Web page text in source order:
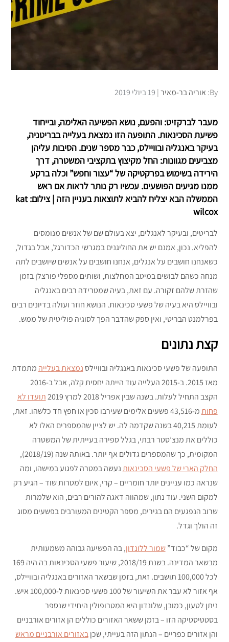
By: אוריה בר-מאיר Posted
19 ביולי 2019
מעבר לברקזיט: והפעם, נושא הפשיעה האלימה, ובייחוד
פשיעת הסכינאות. התופעה הזו נמצאת בעלייה בבריטניה,
בעיקר באנגליה ובוויילס, כבר מספר שנים. הסיבות עליהן
מצביעים מגוונות: החל מקיצוץ בתקציבי המשטרה, דרך
הירידה בשימוש בפרקטיקה של “עצור וחפש” וכלה ברקע
ממנו מגיעים הפושעים. עכשיו רק נותר לראות אם ראש
הממשלה הבא יצליח להביא לתוצאות בעניין הזה | צילום: kat
wilcox
לבריטים, ובעיקר לאנגלים, יצא בעולם שם של אנשים מנומסים
להפליא. נכון, אמנם יש את החוליגנים במגרשי הכדורגל, אבל בגדול,
כשאנחנו חושבים על אנגלים, אנחנו חושבים על אנשים שיושבים לתה
מנחה כשהם לבושים במיטב המחלצות, ושותים מספלי פורצלן בזמן
שהזרת שלהם זקורה. עם זאת, בעיה שמטרידה רבים באנגליה
ובוויילס היא בעיה של פשעי סכינאות. הנושא חוזר ועולה בדיונים רבים
בפרלמנט הבריטי, ואין ספק שהדבר הפך לסוגיה פוליטית של ממש.
קצת נתונים
התופעה של פשעי סכינאות באנגליה ובוויילסנמצאת בעלייה מתמדת
מאז 2015. ב-2015 העלייה עוד הייתה יחסית קלה, אבל ב-2016
הקצב התחיל לעלות. בשנה שבין אפריל 2018 למרץ 2019
תועדו לא
פחות
מ-43,516 פשעים אלימים שעירבו סכין או חפץ חד כלשהו. זאת,
לעומת 40,215 בשנה שקדמה לה. יש לציין שהמספרים האלו לא
כוללים את מנצ’סטר רבתי, בגלל ספירה בעייתית של המשטרה
המקומית, כך שהמספרים גדולים אף יותר. באותה שנה (2018/19),
החלק הארי של פשעי הסכינאותנעשה במטרה לפגוע במישהו, ומה
שנראה כמו עניינים יותר חומריים – קרי, איום למטרות שוד – הגיע רק
למקום השני. עוד נתון, שמהווה דאגה להורים רבים, הוא שלמרות
שרוב הנפגעים הם בגירים, מספר הקטינים המעורבים בפשעים מסוג
זה הולך וגדל.
מקום של “כבוד”שמור ללונדון, בה הפשיעה גבוהה משמעותית
מבשאר המדינה. בשנת 2018/19, שיעור פשעי הסכינאות בה היה 169
לכל 100,000 תושבים. זאת, בזמן שבשאר האזורים באנגליה ובוויילס,
אף אזור לא עבר את השיעור של 100 פשעי סכינאות ל-100,000 איש.
ניתן לטעון, כמובן, שלונדון היא המטרופולין היחידי שנספר
בסטטיסטיקה הזו – בזמן ששאר האזורים כוללים הן אזורים אורבניים
והן אזורים כפריים – הנתון הזה בעייתי, שכןבאזורים אורבניים מראש